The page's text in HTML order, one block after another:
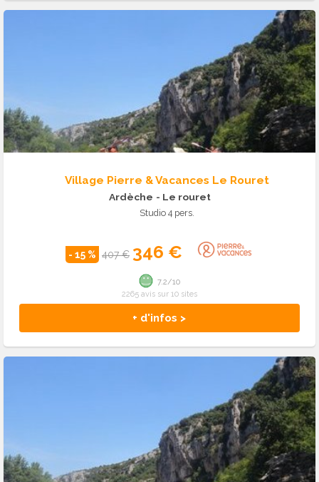
Village Pierre & Vacances Le Rouret
Ardèche - Le rouret
Studio 4 pers.
- 15 % 407 € 346 €
+ d'infos >
7.2/10
2265 avis sur 10 sites